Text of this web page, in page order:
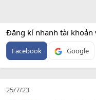
Đăng kí nhanh tài khoản
Facebook Google
25/7/23